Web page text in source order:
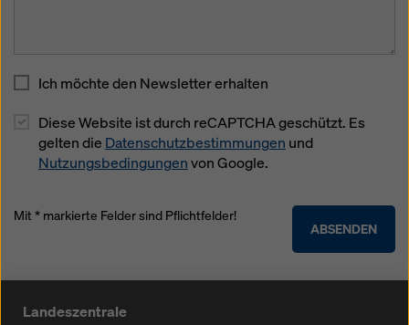
Ich möchte den Newsletter erhalten
Diese Website ist durch reCAPTCHA geschützt. Es
gelten die Datenschutzbestimmungen und
Nutzungsbedingungenvon Google.
ABSENDEN
Mit * markierte Felder sind Pflichtfelder!
Landeszentrale